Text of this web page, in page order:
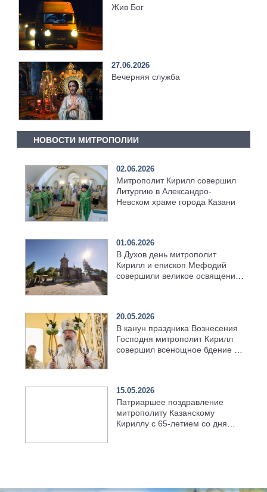
Жив Бог
27.06.2026
Вечерняя служба
НОВОСТИ МИТРОПОЛИИ
02.06.2026
Митрополит Кирилл совершил
Литургию в Александро-
Невском храме города Казани
01.06.2026
В Духов день митрополит
Кирилл и епископ Мефодий
совершили великое освящение
20.05.2026
В канун праздника Вознесения
Господня митрополит Кирилл
совершил всенощное бдение в
15.05.2026
Патриаршее поздравление
митрополиту Казанскому
Кириллу с 65-летием со дня